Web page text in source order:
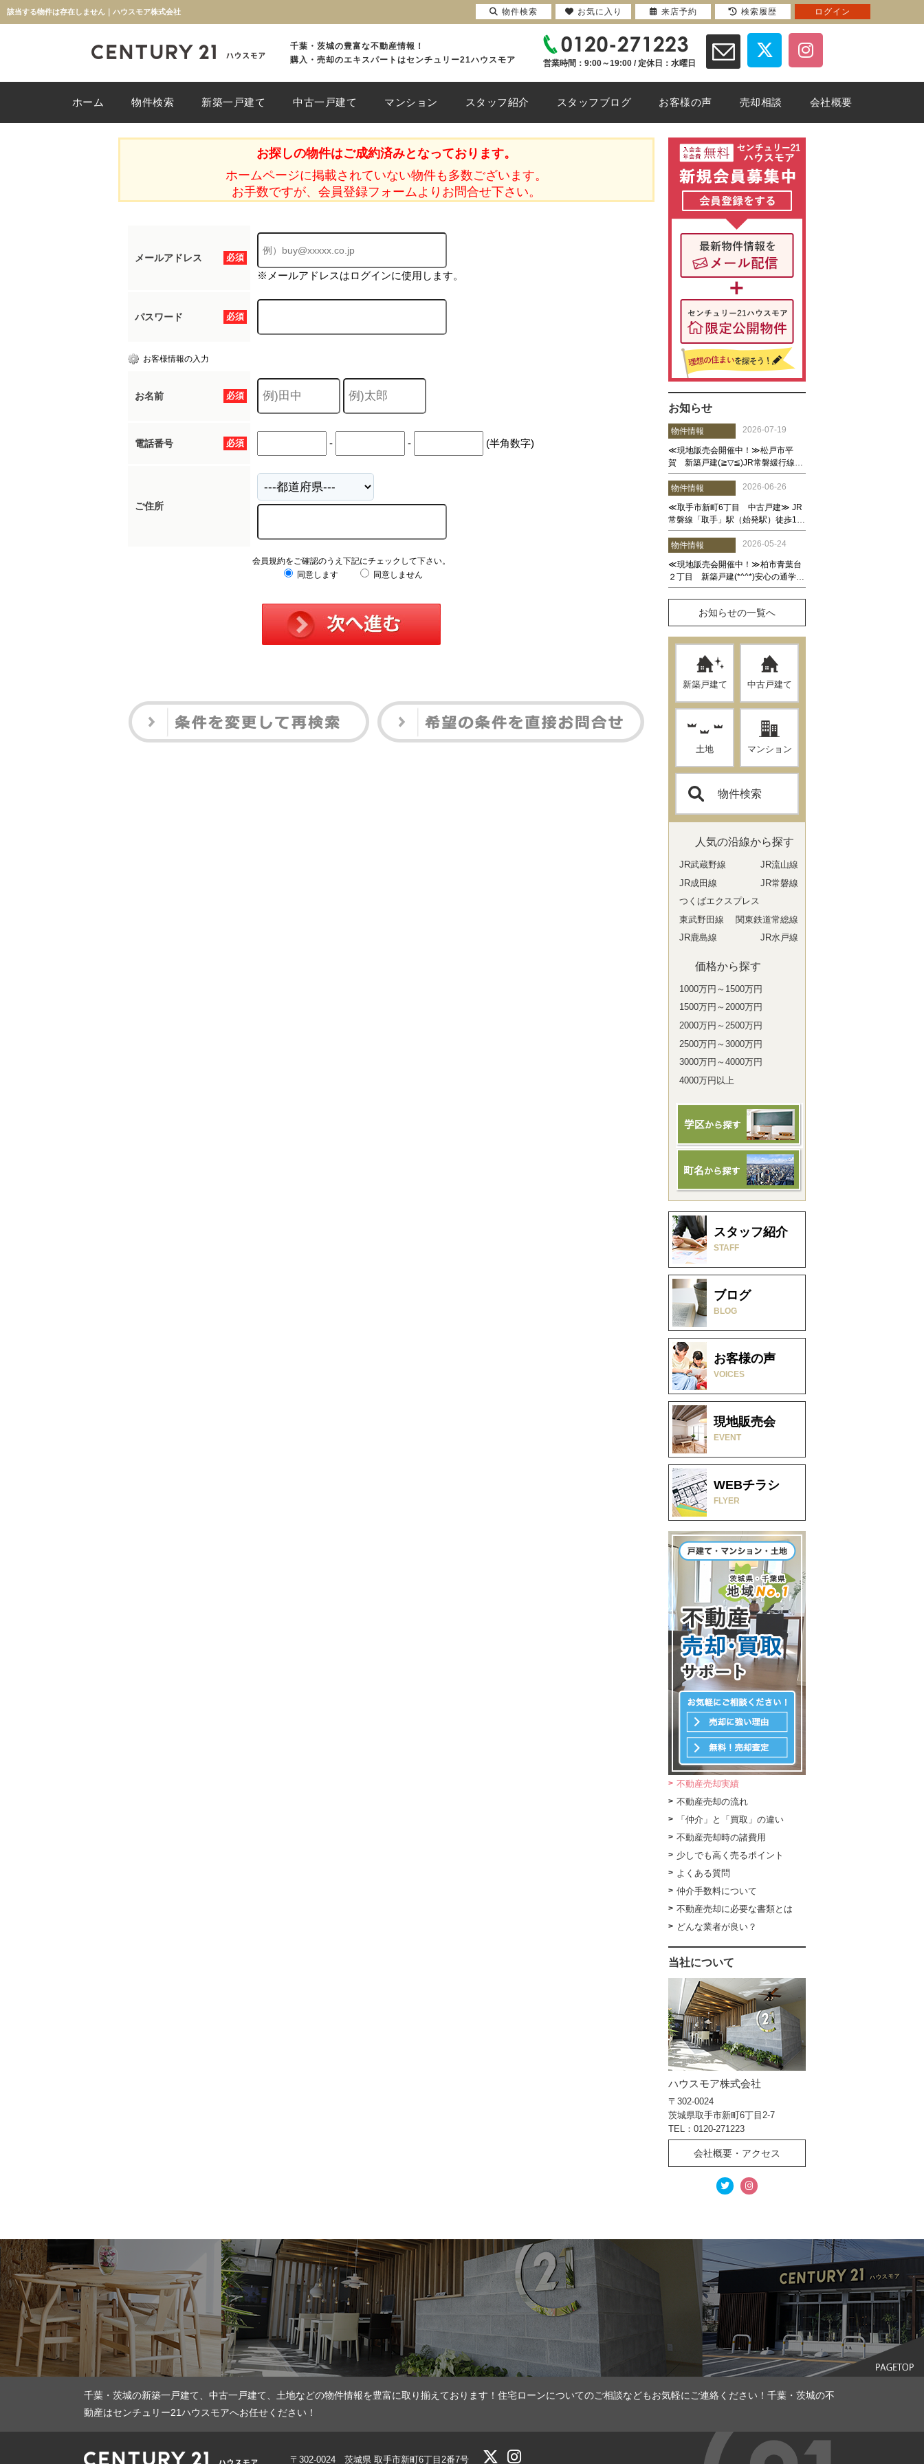
該当する物件は存在しません｜ハウスモア株式会社
千葉・茨城の豊富な不動産情報！
購入・売却のエキスパートはセンチュリー21ハウスモア
営業時間：9:00～19:00 / 定休日：水曜日
ホーム 物件検索 新築一戸建て 中古一戸建て マンション スタッフ紹介 スタッフブログ お客様の声 売却相談 会社概要
お探しの物件はご成約済みとなっております。
ホームページに掲載されていない物件も多数ございます。
お手数ですが、会員登録フォームよりお問合せ下さい。
必須
メールアドレス
※メールアドレスはログインに使用します。
必須
パスワード
お客様情報の入力
必須
お名前
必須
電話番号 - - (半角数字)
ご住所
会員規約をご確認のうえ下記にチェックして下さい。
同意します
同意しません
お知らせ
お知らせの一覧へ
新築戸建て 中古戸建て
土地 マンション
物件検索
人気の沿線から探す
JR武蔵野線
JR流山線
JR成田線
JR常磐線
つくばエクスプレス
東武野田線
関東鉄道常総線
JR鹿島線
JR水戸線
価格から探す
1000万円～1500万円
1500万円～2000万円
2000万円～2500万円
2500万円～3000万円
3000万円～4000万円
4000万円以上
スタッフ紹介
STAFF
ブログ
BLOG
お客様の声
VOICES
現地販売会
EVENT
WEBチラシ
FLYER
不動産売却実績
不動産売却の流れ
「仲介」と「買取」の違い
不動産売却時の諸費用
少しでも高く売るポイント
よくある質問
仲介手数料について
不動産売却に必要な書類とは
どんな業者が良い？
当社について
ハウスモア株式会社
〒302-0024
茨城県取手市新町6丁目2-7
TEL：0120-271223
会社概要・アクセス
千葉・茨城の新築一戸建て、中古一戸建て、土地などの物件情報を豊富に取り揃えております！住宅ローンについてのご相談などもお気軽にご連絡ください！千葉・茨城の不
動産はセンチュリー21ハウスモアへお任せください！
〒302-0024 茨城県 取手市新町6丁目2番7号
物件検索 お気に入り 来店予約 検索履歴 ログイン